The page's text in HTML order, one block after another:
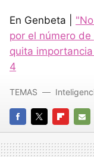
En Genbeta |
por el número de
quita
4
FACEBOOK
TWITTER
E-
MAIL
TEMAS